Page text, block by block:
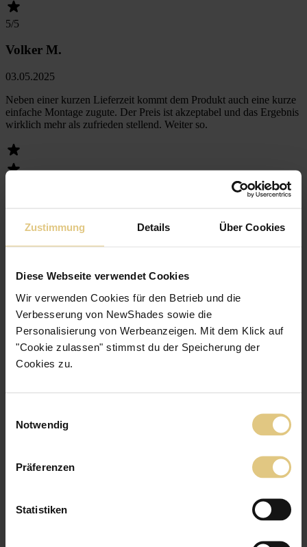
Zustimmung Details Über Cookies
Diese Webseite verwendet Cookies
Wir verwenden Cookies für den Betrieb und die
Verbesserung von NewShades sowie die
Personalisierung von Werbeanzeigen. Mit dem Klick auf
"Cookie zulassen" stimmst du der Speicherung der
Cookies zu.
Notwendig
Präferenzen
Statistiken
5/5
Volker M.
03.05.2025
Neben einer kurzen Lieferzeit kommt dem Produkt auch eine kurze
einfache Montage zugute. Der Preis ist akzeptabel und das Ergebnis
wirklich mehr als zufrieden stellend. Weiter so.
5/5
Joachim F.
12.04.2025
Alles ok
Frank G.
Die Lieferung mit UPS war sehr schwierig und hat fast 2 Wochen
war immer hilfsbereit und hat sich gekümmert. Qualität des